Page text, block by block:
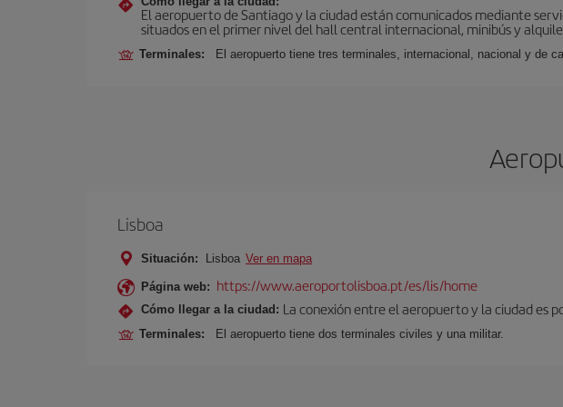
El aeropuerto de Santiago y la ciudad están comunicados mediante
situados en el primer nivel del hall central internacional, minibús y
Terminales: El aeropuerto tiene tres terminales, internacional, nacional y de
Lisboa
Situación: Lisboa Ver en mapa
Página web: https://www.aeroportolisboa.pt/es/lis/home
Cómo llegar a la ciudad: La conexión entre el aeropuerto y la ciudad es
Terminales: El aeropuerto tiene dos terminales civiles y una militar.